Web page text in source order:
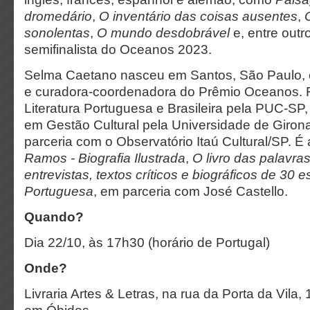
dromedário, O inventário das coisas ausentes,
sonolentas, O mundo desdobrávele, entre
semifinalista do Oceanos 2023.
Selma Caetano nasceu em Santos, São Paulo,
e curadora-coordenadora do Prêmio Oceanos.
Literatura Portuguesa e Brasileira pela PUC-
em Gestão Cultural pela Universidade de
parceria com o Observatório Itaú Cultural/SP.
Ramos - Biografia Ilustrada, O livro das
entrevistas, textos críticos e biográficos de 30
Portuguesa, em parceria com José Castello.
Quando?
Dia 22/10, às 17h30 (horário de Portugal)
Onde?
Livraria Artes & Letras, na rua da Porta da Vila,